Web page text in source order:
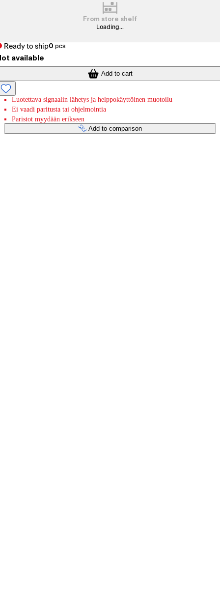
From store shelf
Loading...
Ready to ship0 pcs
available
Add to cart
Luotettava signaalin lähetys ja helppokäyttöinen muotoilu
Ei vaadi paritusta tai ohjelmointia
Paristot myydään erikseen
Add to comparison